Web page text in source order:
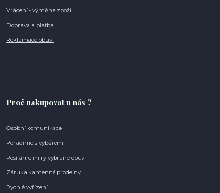
Vrácení - výměna zboží
Doprava a platba
Reklamace obuvi
Proč nakupovat u nás ?
Osobní komunikace
Poradíme s výběrem
Posíláme míry vybrané obuvi
Záruka kamenné prodejny
Rychlé vyřízení